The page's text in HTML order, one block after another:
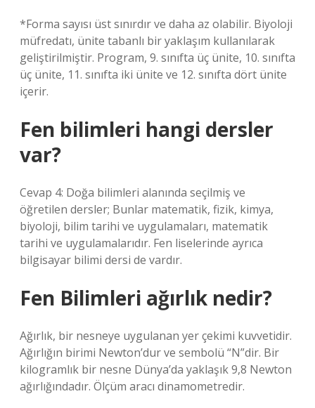
*Forma sayısı üst sınırdır ve daha az olabilir. Biyoloji
müfredatı, ünite tabanlı bir yaklaşım kullanılarak
geliştirilmiştir. Program, 9. sınıfta üç ünite, 10. sınıfta
üç ünite, 11. sınıfta iki ünite ve 12. sınıfta dört ünite
içerir.
Fen bilimleri hangi dersler
var?
Cevap 4: Doğa bilimleri alanında seçilmiş ve
öğretilen dersler; Bunlar matematik, fizik, kimya,
biyoloji, bilim tarihi ve uygulamaları, matematik
tarihi ve uygulamalarıdır. Fen liselerinde ayrıca
bilgisayar bilimi dersi de vardır.
Fen Bilimleri ağırlık nedir?
Ağırlık, bir nesneye uygulanan yer çekimi kuvvetidir.
Ağırlığın birimi Newton’dur ve sembolü “N”dir. Bir
kilogramlık bir nesne Dünya’da yaklaşık 9,8 Newton
ağırlığındadır. Ölçüm aracı dinamometredir.